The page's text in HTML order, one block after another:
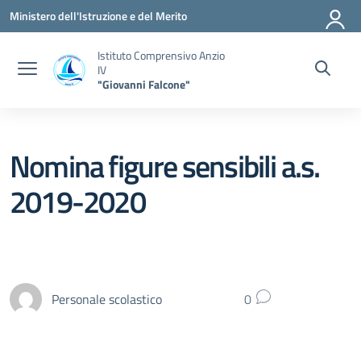
Vai ai contenuti
Vai al menu di navigazione
Vai al footer
Ministero dell'Istruzione e del Merito
Istituto Comprensivo Anzio
IV
"Giovanni Falcone"
Nomina figure sensibili a.s.
2019-2020
Personale scolastico 0